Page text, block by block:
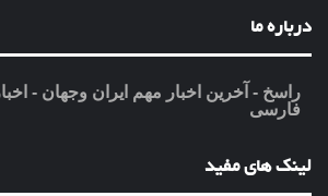
درباره ما
راسخ - آخرین اخبار مهم ایران وجهان -
فارسی
لینک های مفید